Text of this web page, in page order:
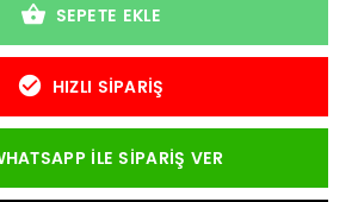
SEPETE EKLE
HIZLI SIPARIŞ
İLE SIPARIŞ VER